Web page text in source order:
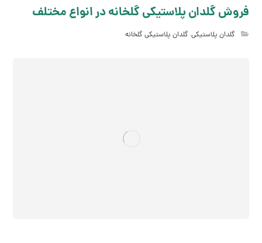
فروش گلدان پلاستیکی گلخانه در انواع مختلف
گلدان پلاستیکی,گلدان پلاستیکی گلخانه